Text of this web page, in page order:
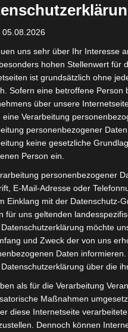
,Klimaerwärmung Klimawandel,
Küstenerosion betrifft
05.08.2026
uns sehr über Ihr Interesse
hohen Stellenwert für
ist grundsätzlich ohne
Sofern eine betroffene Person
über unsere
eine Verarbeitung
personenbezogener
keine gesetzliche
Person ein.
personenbezogener
E-Mail-Adresse oder
Einklang mit der Datenschutz-
für uns geltenden
möchte
und Zweck der von uns
Daten
über die
als für die Verarbeitung
Maßnahmen
diese Internetseite
Dennoch können